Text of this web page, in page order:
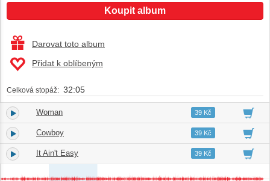
Koupit album
Darovat toto album
Přidat k oblíbeným
Celková stopáž: 32:05
1. Woman 04:4039 Kč
2. Cowboy 03:4039 Kč
3. It Ain't Easy 02:4639 Kč